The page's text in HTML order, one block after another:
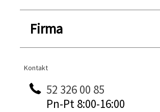
Firma
Kontakt
Kontakt
52 326 00 85
Pn-Pt 8:00-16:00